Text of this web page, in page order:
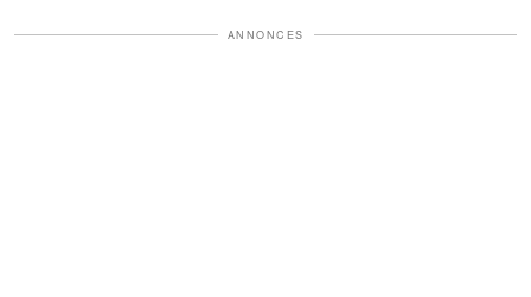
ANNONCES